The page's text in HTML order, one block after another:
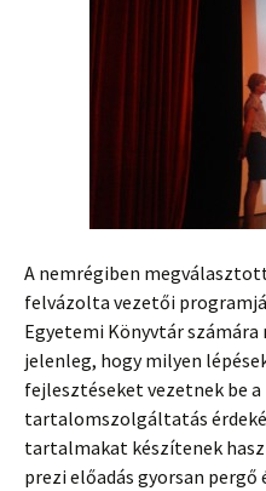
A nemrégiben
felvázolta vezetői
Egyetemi Könyvtár
jelenleg, hogy milyen
fejlesztéseket vezetnek be
tartalomszolgáltatás
tartalmakat készítenek
prezi előadás gyorsan